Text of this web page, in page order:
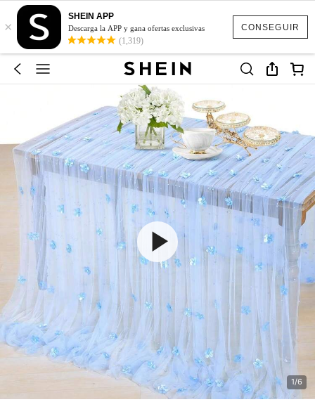
CONSEGUIR
×
SHEIN APP
Descarga la APP y gana ofertas exclusivas
(1,319)
1/6